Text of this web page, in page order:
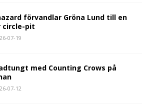
förvandlar Gröna Lund till en
circle-pit
07-19
med Counting Crows på
07-12